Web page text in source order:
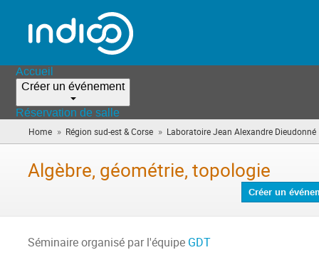
Accueil
Créer un événement
Réservation de salle
Home » Région sud-est & Corse » Laboratoire Jean Alexandre Dieudonné
Algèbre, géométrie, topologie
Créer un
Séminaire organisé par l'équipe GDT